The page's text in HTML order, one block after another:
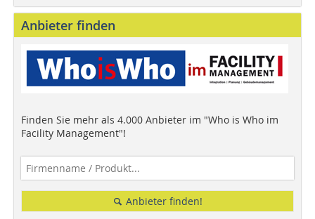
Anbieter finden
Finden Sie mehr als 4.000 Anbieter im "Who is Who im
Facility Management"!
Anbieter finden!